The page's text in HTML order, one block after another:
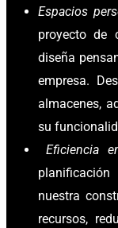
Espacios
proyecto de
diseña
empresa.
almacenes,
su
Eficiencia
nuestra
recursos,